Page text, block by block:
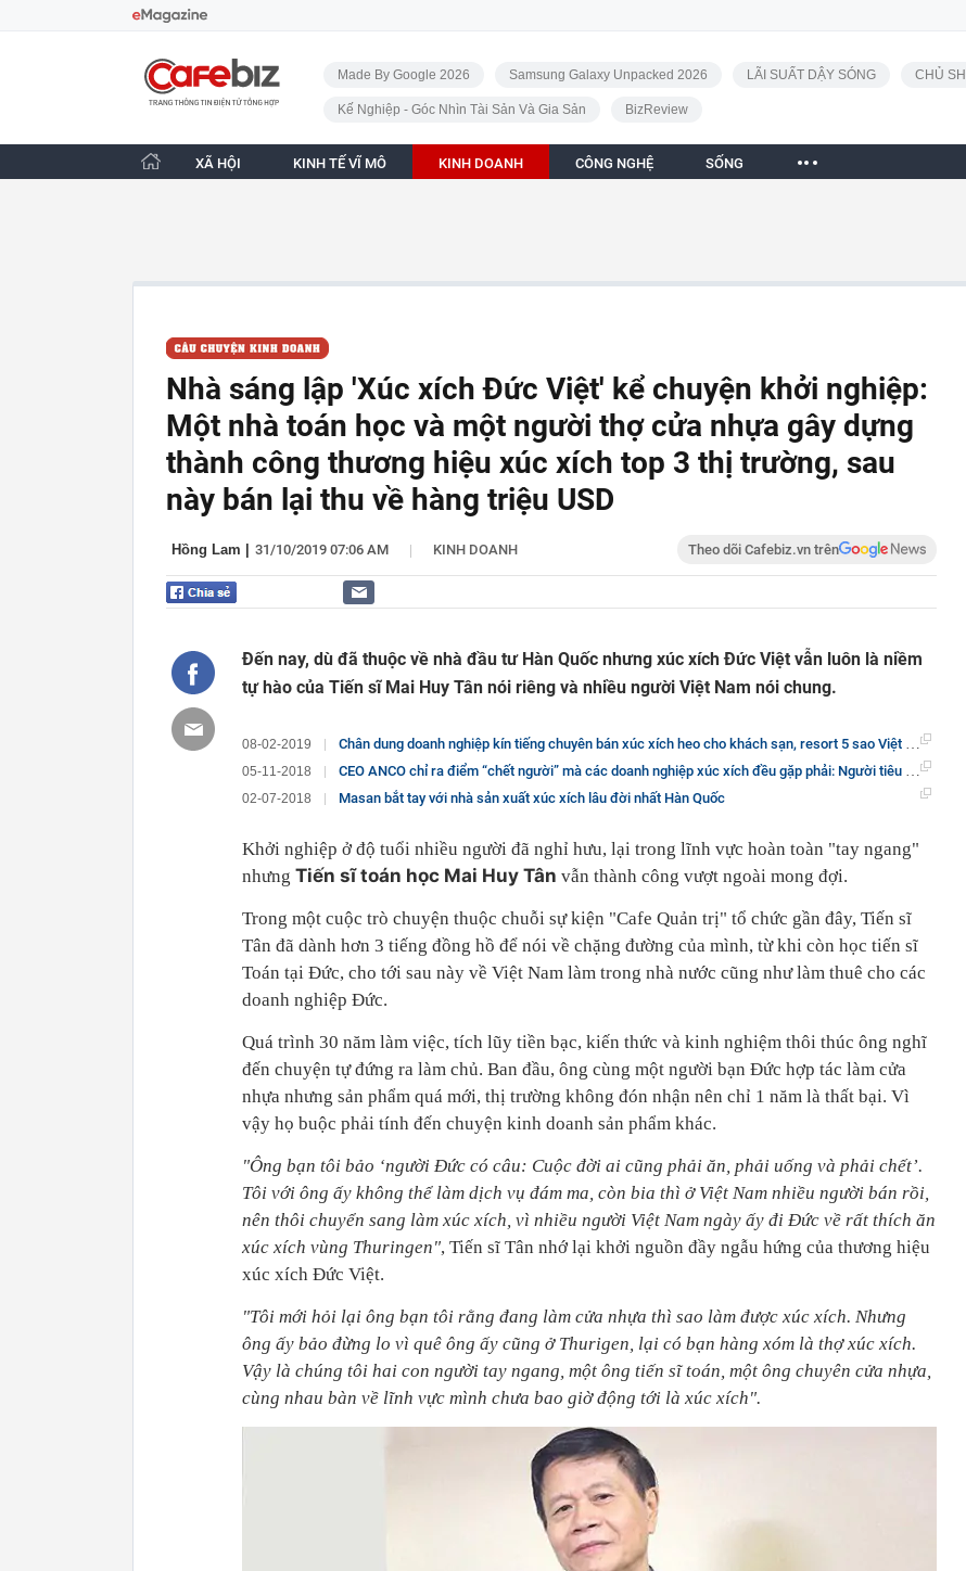
CafeBiz - Trang chủ
Made By Google 2026 Samsung Galaxy Unpacked 2026 LÃI SUẤT DẬY SÓNG CHỦ
Kế Nghiệp - Góc Nhìn Tài Sản Và Gia Sản BizReview
XÃ HỘI KINH TẾ VĨ MÔ KINH DOANH CÔNG NGHỆ SỐNG
Nhà sáng lập 'Xúc xích Đức Việt' kể chuyện khởi nghiệp:
Một nhà toán học và một người thợ cửa nhựa gây dựng
thành công thương hiệu xúc xích top 3 thị trường, sau
này bán lại thu về hàng triệu USD
Hồng Lam 31/10/2019 07:06 AM | KINH DOANH Theo dõi Cafebiz.vn trên
Đến nay, dù đã thuộc về nhà đầu tư Hàn Quốc nhưng xúc xích Đức Việt vẫn luôn là niềm
tự hào của Tiến sĩ Mai Huy Tân nói riêng và nhiều người Việt Nam nói chung.
08-02-2019 Chân dung doanh nghiệp kín tiếng chuyên bán xúc xích heo cho khách sạn, resort 5 sao Việt Nam như Sheraton, Hyatt, Intercontinental, Hilton, Furama...
05-11-2018 CEO ANCO chỉ ra điểm “chết người” mà các doanh nghiệp xúc xích đều gặp phải: Người tiêu dùng thấy kiến bò vào sản phẩm, có thể đăng lên mạng nhưng thông tin chưa đầy đủ
02-07-2018 Masan bắt tay với nhà sản xuất xúc xích lâu đời nhất Hàn Quốc
Khởi nghiệp ở độ tuổi nhiều người đã nghỉ hưu, lại trong lĩnh vực hoàn toàn "tay ngang"
nhưng Tiến sĩ toán học Mai Huy Tân vẫn thành công vượt ngoài mong đợi.
Trong một cuộc trò chuyện thuộc chuỗi sự kiện "Cafe Quản trị" tổ chức gần đây, Tiến sĩ
Tân đã dành hơn 3 tiếng đồng hồ để nói về chặng đường của mình, từ khi còn học tiến sĩ
Toán tại Đức, cho tới sau này về Việt Nam làm trong nhà nước cũng như làm thuê cho các
doanh nghiệp Đức.
Quá trình 30 năm làm việc, tích lũy tiền bạc, kiến thức và kinh nghiệm thôi thúc ông nghĩ
đến chuyện tự đứng ra làm chủ. Ban đầu, ông cùng một người bạn Đức hợp tác làm cửa
nhựa nhưng sản phẩm quá mới, thị trường không đón nhận nên chỉ 1 năm là thất bại. Vì
vậy họ buộc phải tính đến chuyện kinh doanh sản phẩm khác.
"Ông bạn tôi bảo ‘người Đức có câu: Cuộc đời ai cũng phải ăn, phải uống và phải chết’.
Tôi với ông ấy không thể làm dịch vụ đám ma, còn bia thì ở Việt Nam nhiều người bán rồi,
nên thôi chuyển sang làm xúc xích, vì nhiều người Việt Nam ngày ấy đi Đức về rất thích ăn
xúc xích vùng Thuringen", Tiến sĩ Tân nhớ lại khởi nguồn đầy ngẫu hứng của thương hiệu
xúc xích Đức Việt.
"Tôi mới hỏi lại ông bạn tôi rằng đang làm cửa nhựa thì sao làm được xúc xích. Nhưng
ông ấy bảo đừng lo vì quê ông ấy cũng ở Thurigen, lại có bạn hàng xóm là thợ xúc xích.
Vậy là chúng tôi hai con người tay ngang, một ông tiến sĩ toán, một ông chuyên cửa nhựa,
cùng nhau bàn về lĩnh vực mình chưa bao giờ động tới là xúc xích".